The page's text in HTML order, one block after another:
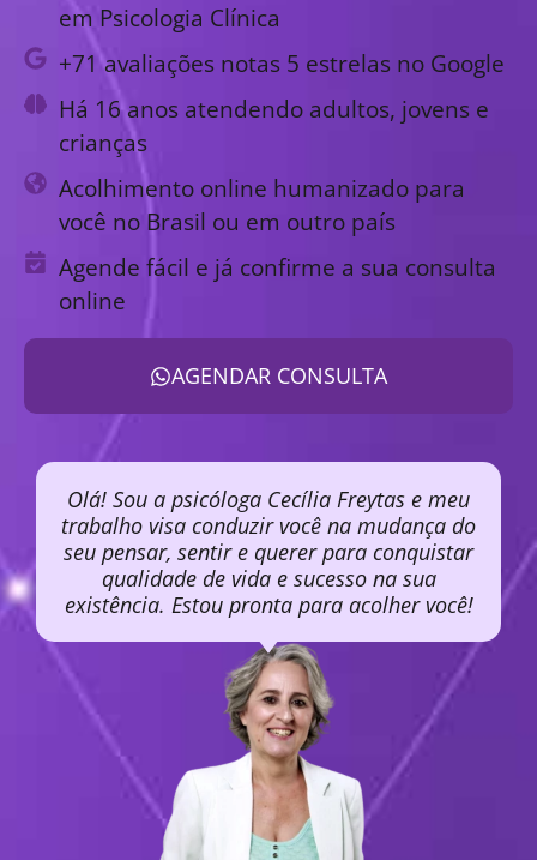
em Psicologia Clínica
+71 avaliações notas 5 estrelas no Google
Há 16 anos atendendo adultos, jovens e
crianças
Acolhimento online humanizado para
você no Brasil ou em outro país
Agende fácil e já confirme a sua consulta
online
AGENDAR CONSULTA
Olá! Sou a psicóloga Cecília Freytas e meu
trabalho visa conduzir você na mudança do
seu pensar, sentir e querer para conquistar
qualidade de vida e sucesso na sua
existência. Estou pronta para acolher você!